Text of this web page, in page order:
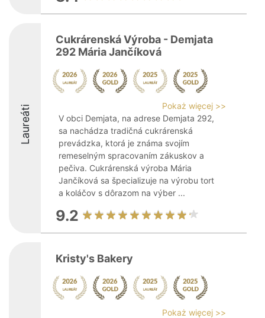
Laureáti
Cukrárenská Výroba - Demjata
292 Mária Jančíková
Pokaż więcej >>
V obci Demjata, na adrese Demjata 292,
sa nachádza tradičná cukrárenská
prevádzka, ktorá je známa svojím
remeselným spracovaním zákuskov a
pečiva. Cukrárenská výroba Mária
Jančíková sa špecializuje na výrobu tort
a koláčov s dôrazom na výber ...
9.2
Kristy's Bakery
Pokaż więcej >>